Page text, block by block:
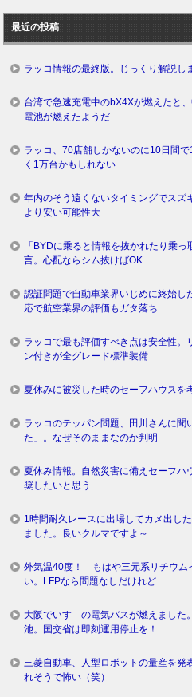
ロ
グ
最近の投稿
ラッコ情報の最終版。じっくり解説し
台湾で急速充電中のbX4Xが燃えたと
電池が燃えたようだ
ラッコ、70店舗しかないのに10日間
く1万台かもしれない
年内のそう遠くないタイミングでスズ
より安い可能性大
「BYDに乗ると情報を抜かれたり乗
言。心配ならシム抜けばOK
認証問題で自動車業界いじめに終始し
応で航空業界の評価もガタ落ち
ラッコで最も評価すべき点は安全性。
ン付きが全グレード標準装備
夏休みに被災した時のセーフハウスを
ラッコのテッパン問題、田川さんに聞
た」。なぜそのままなのか判明
夏休み情報。自然災害に備えセーフハ
奨したいと思う
1時間耐久レースに出場してカメ出し
ました。良いクルマですよ～
外気温40度！ もはや三元系リチウム
い。LFPなら問題なしだけれど
大阪でいすゞの電気バスが燃えました
池。国交省は即刻運用停止を！
三菱自動車、人型ロボットの量産を発
れそうで怖い（笑）